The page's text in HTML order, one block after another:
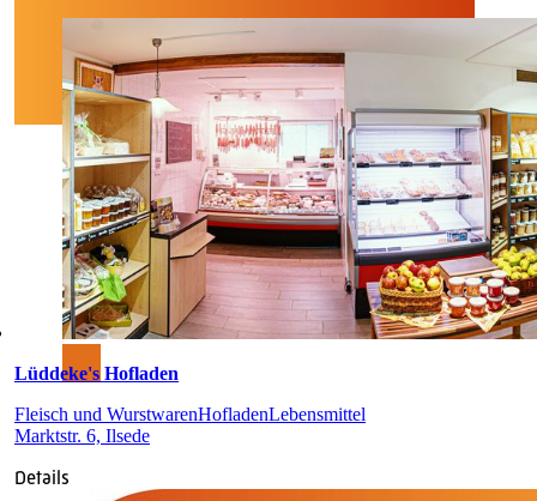
Lüddeke's Hofladen
Fleisch und WurstwarenHofladenLebensmittel
Marktstr. 6, Ilsede
Details